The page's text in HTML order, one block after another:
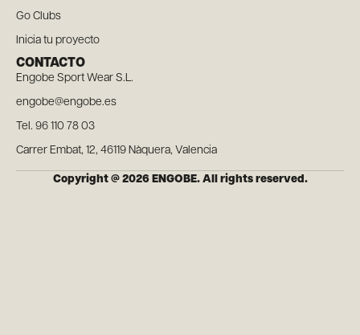
Go Clubs
Inicia tu proyecto
CONTACTO
Engobe Sport Wear S.L.
engobe@engobe.es
Tel. 96 110 78 03
Carrer Embat, 12, 46119 Nàquera, Valencia
Copyright @ 2026 ENGOBE. All rights reserved.